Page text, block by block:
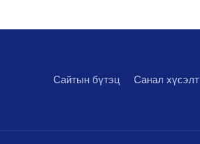
Сайтын бүтэц Санал хүсэлт